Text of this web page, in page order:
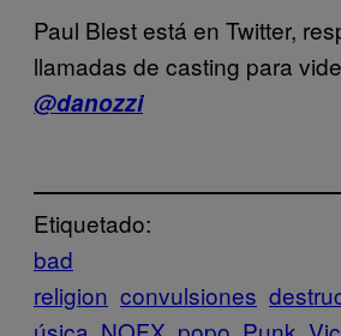
Paul Blest está en Twitter,
llamadas de casting para
@danozzi
Etiquetado:
bad
religion convulsiones